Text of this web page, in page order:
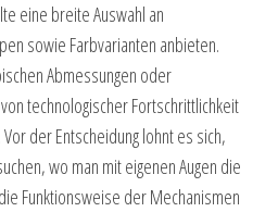
eine breite Auswahl an
sowie Farbvarianten anbieten.
Abmessungen oder
technologischer Fortschrittlichkeit
der Entscheidung lohnt es sich,
wo man mit eigenen Augen die
Funktionsweise der Mechanismen